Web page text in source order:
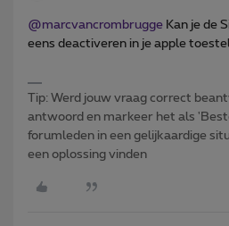
@marcvancrombrugge Kan je de
eens deactiveren in je apple
Tip: Werd jouw vraag correct
antwoord en markeer het als
forumleden in een gelijkaardige
een oplossing vinden